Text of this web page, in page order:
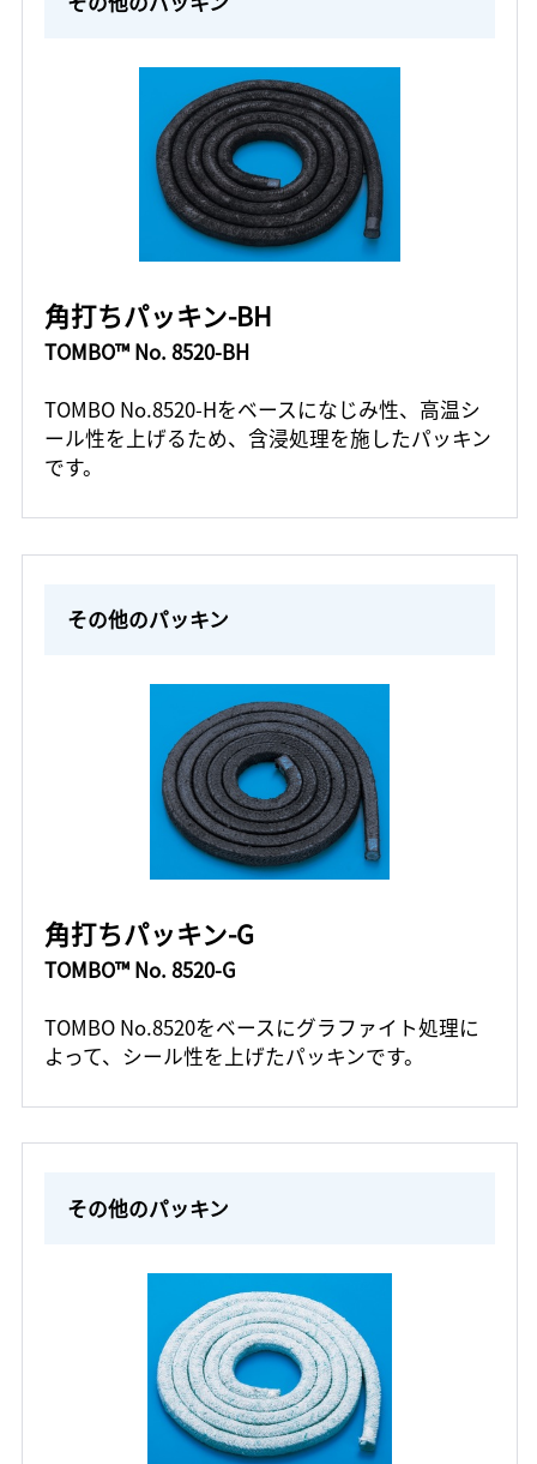
角打ちパッキン-BH
TOMBO™ No. 8520-BH
TOMBO No.8520-Hをベースになじみ性、高温シ
ール性を上げるため、含浸処理を施したパッキン
です。
その他のパッキン
角打ちパッキン-G
TOMBO™ No. 8520-G
TOMBO No.8520をベースにグラファイト処理に
よって、シール性を上げたパッキンです。
その他のパッキン